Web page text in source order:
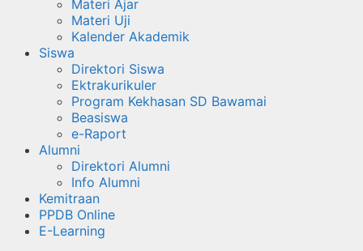
Materi Ajar
Materi Uji
Kalender Akademik
Siswa
Direktori Siswa
Ektrakurikuler
Program Kekhasan SD Bawamai
Beasiswa
e-Raport
Alumni
Direktori Alumni
Info Alumni
Kemitraan
PPDB Online
E-Learning